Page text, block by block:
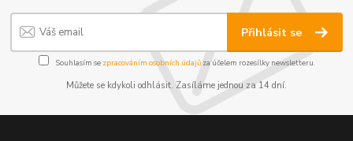
Přihlásit se
Souhlasím se zpracováním osobních údajůza účelem rozesílky newsletteru.
Můžete se kdykoli odhlásit. Zasíláme jednou za 14 dní.